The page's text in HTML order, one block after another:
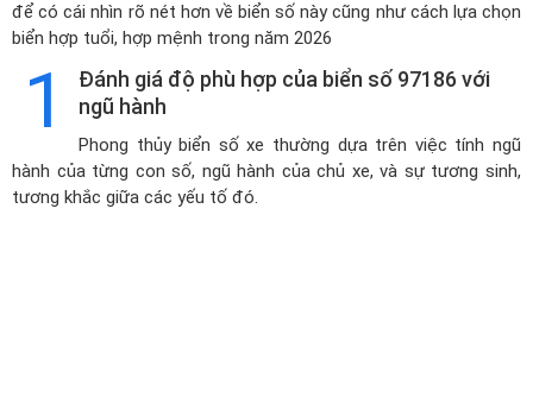
để có cái nhìn rõ nét hơn về biển số này cũng như cách lựa chọn
biển hợp tuổi, hợp mệnh trong năm 2026
1
Đánh giá độ phù hợp của biển số 97186 với
ngũ hành
Phong thủy biển số xe thường dựa trên việc tính ngũ
hành của từng con số, ngũ hành của chủ xe, và sự tương sinh,
tương khắc giữa các yếu tố đó.